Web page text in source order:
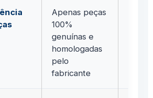
Apenas peças
100%
genuínas e
homologadas
pelo
fabricante